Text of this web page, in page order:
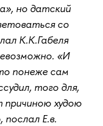
но датский
со
К.К.Габеля
«И
понеже сам
того для,
причиною худою
Е.в.